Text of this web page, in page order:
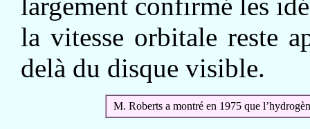
largement confirmé les
la vitesse orbitale reste
delà du disque visible.
M. Roberts a montré en 1975 que